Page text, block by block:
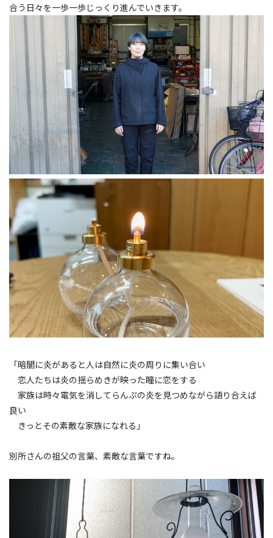
合う日々を一歩一歩じっくり進んでいきます。
「暗闇に炎があると人は自然に炎の周りに集い合い
恋人たちは炎の揺らめきが映った瞳に恋をする
家族は時々電気を消してらんぷの炎を見つめながら語り合えば
良い
きっとその素敵な家族になれる」
別所さんの祖父の言葉、素敵な言葉ですね。